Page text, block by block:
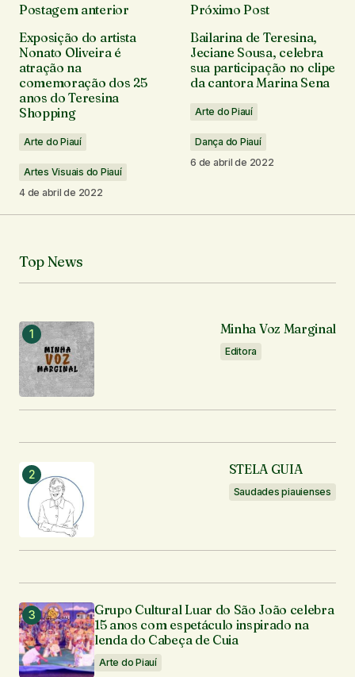
O seu endereço de e-mail não será publicado.
Campos obrigatórios são marcados com*
Comentário *
Notifique-me sobre novos comentários por e-mail.
Notifique-me sobre novas publicações por e-mail.
Enviar comentário
Postagem anterior
Exposição do artista
Nonato Oliveira é
atração na
comemoração dos 25
anos do Teresina
Shopping
Arte do Piauí
Artes Visuais do Piauí
4 de abril de 2022
Próximo Post
Bailarina de Teresina,
Jeciane Sousa, celebra
sua participação no clipe
da cantora Marina Sena
Arte do Piauí
Dança do Piauí
6 de abril de 2022
Top News
Minha Voz Marginal
Editora
STELA GUIA
Saudades piauienses
Grupo Cultural Luar do São João celebra
15 anos com espetáculo inspirado na
lenda do Cabeça de Cuia
Arte do Piauí